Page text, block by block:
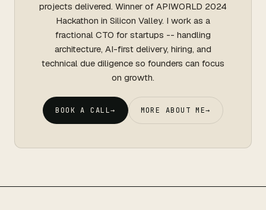
projects delivered. Winner of APIWORLD 2024
Hackathon in Silicon Valley. I work as a
fractional CTO for startups -- handling
architecture, AI-first delivery, hiring, and
technical due diligence so founders can focus
on growth.
BOOK A CALL→ MORE ABOUT ME→